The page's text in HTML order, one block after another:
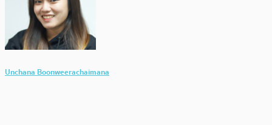
Unchana Boonweerachaimana